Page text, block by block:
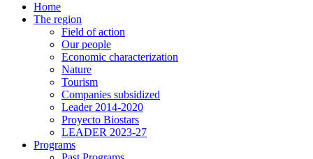
Home
The region
Field of action
Our people
Economic characterization
Nature
Tourism
Companies subsidized
Leader 2014-2020
Proyecto Biostars
LEADER 2023-27
Programs